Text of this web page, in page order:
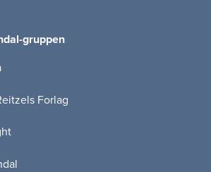
gruppen
Forlag